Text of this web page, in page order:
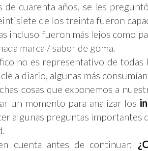
de cuarenta años, se les
de los treinta fueron
incluso fueron más lejos como
marca / sabor de goma.
no es representativo de todas
a diario, algunas más
cosas que exponemos a
un momento para analizar los
algunas preguntas importantes
cuenta antes de continuar: